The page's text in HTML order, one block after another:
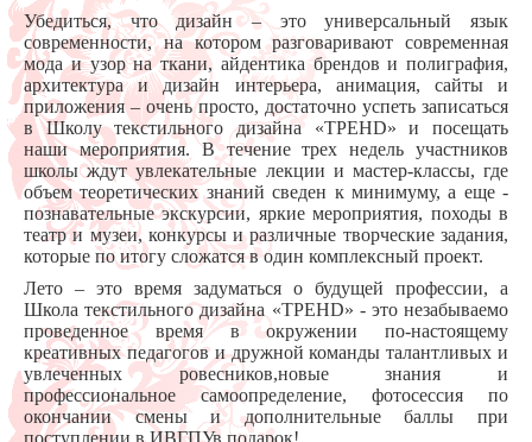
Убедиться, что дизайн – это универсальный язык
современности, на котором разговаривают современная
мода и узор на ткани, айдентика брендов и полиграфия,
архитектура и дизайн интерьера, анимация, сайты и
приложения – очень просто, достаточно успеть записаться
в Школу текстильного дизайна «ТРЕНD» и посещать
наши мероприятия. В течение трех недель участников
школы ждут увлекательные лекции и мастер-классы, где
объем теоретических знаний сведен к минимуму, а еще -
познавательные экскурсии, яркие мероприятия, походы в
театр и музеи, конкурсы и различные творческие задания,
которые по итогу сложатся в один комплексный проект.
Лето – это время задуматься о будущей профессии, а
Школа текстильного дизайна «ТРЕНD» - это незабываемо
проведенное время в окружении по-настоящему
креативных педагогов и дружной команды талантливых и
увлеченных ровесников,новые знания и
профессиональное самоопределение, фотосессия по
окончании смены и дополнительные баллы при
поступлении в ИВГПУв подарок!